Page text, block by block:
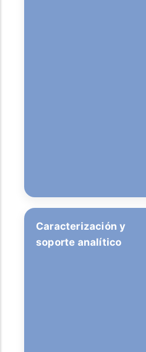
Caracterización y
soporte analítico